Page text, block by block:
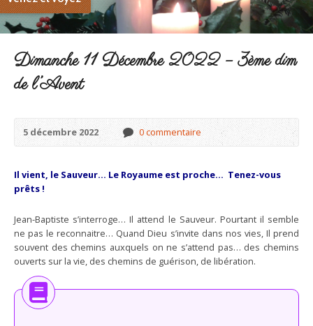
Dimanche 11 Décembre 2022 – 3ème dim
de l’Avent
5 décembre 2022 0 commentaire
Il vient, le Sauveur… Le Royaume est proche… Tenez-vous
prêts !
Jean-Baptiste s’interroge… Il attend le Sauveur. Pourtant il semble
ne pas le reconnaitre… Quand Dieu s’invite dans nos vies, Il prend
souvent des chemins auxquels on ne s’attend pas… des chemins
ouverts sur la vie, des chemins de guérison, de libération.